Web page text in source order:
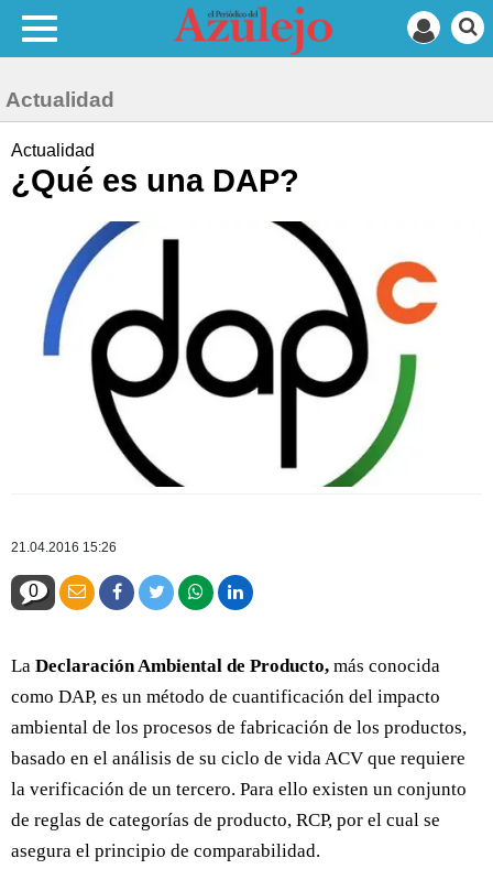
Actualidad
Actualidad
¿Qué es una DAP?
21.04.2016 15:26
0
La Declaración Ambiental de Producto, más conocida
como DAP, es un método de cuantificación del impacto
ambiental de los procesos de fabricación de los productos,
basado en el análisis de su ciclo de vida ACV que requiere
la verificación de un tercero. Para ello existen un conjunto
de reglas de categorías de producto, RCP, por el cual se
asegura el principio de comparabilidad.